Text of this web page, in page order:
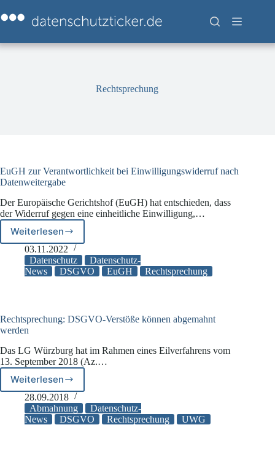
Inhalt
springen
Rechtsprechung
EuGH zur Verantwortlichkeit bei Einwilligungswiderruf nach
Datenweitergabe
Der Europäische Gerichtshof (EuGH) hat entschieden, dass
der Widerruf gegen eine einheitliche Einwilligung,…
Weiterlesen
EuGH
zur
Verantwortlichkeit
bei
03.11.2022
Datenschutz
Datenschutz-
News
DSGVO EuGH Rechtsprechung
Rechtsprechung: DSGVO-Verstöße können abgemahnt
werden
Das LG Würzburg hat im Rahmen eines Eilverfahrens vom
13. September 2018 (Az.…
WeiterlesenRechtsprechung:
DSGVO-
Verstöße
können
28.09.2018
Abmahnung
Datenschutz-
News
DSGVO Rechtsprechung UWG